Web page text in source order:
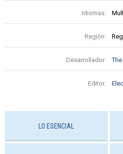
Idiomas:
Región:
Desarrollador:
Editor:
LO ESENCIAL